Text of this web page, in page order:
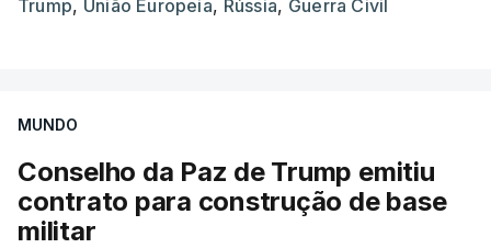
Trump, União Europeia, Rússia, Guerra Civil
MUNDO
Conselho da Paz de Trump emitiu
contrato para construção de base
militar